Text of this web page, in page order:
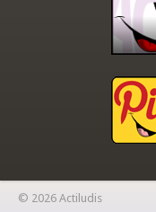
© 2026 Actiludis